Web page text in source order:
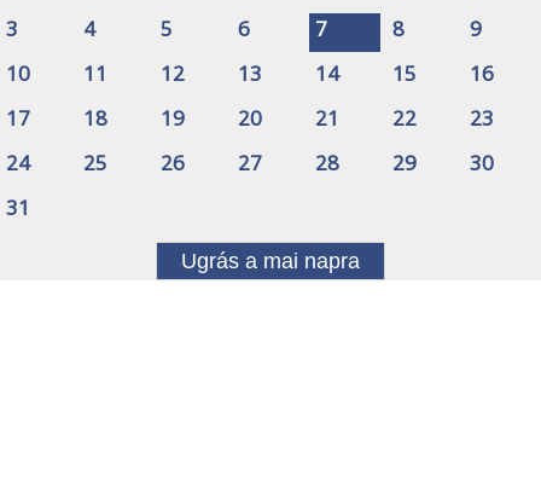
3
4 5 6 7 8
9
10
11 12 13 14 15
16
17
18 19 20 21 22
23
24
25 26 27 28 29
30
31
Ugrás a mai napra